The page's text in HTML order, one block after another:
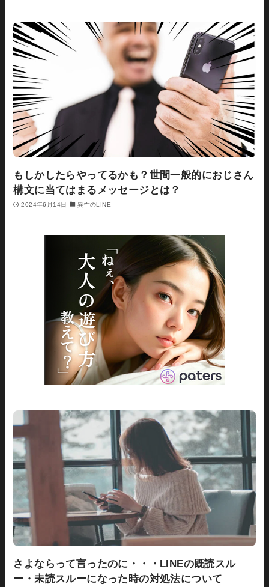
もしかしたらやってるかも？世間一般的におじさん
構文に当てはまるメッセージとは？
2024年6月14日 異性のLINE
さよならって言ったのに・・・LINEの既読スル
ー・未読スルーになった時の対処法について